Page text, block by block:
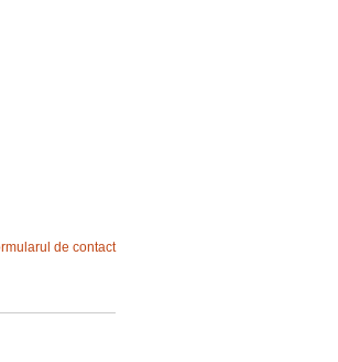
de contact